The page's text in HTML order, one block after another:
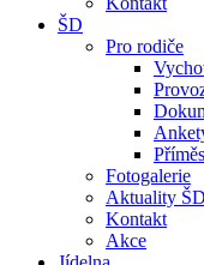
ŠD
Pro rodiče
Fotogalerie
Aktuality ŠD
Kontakt
Akce